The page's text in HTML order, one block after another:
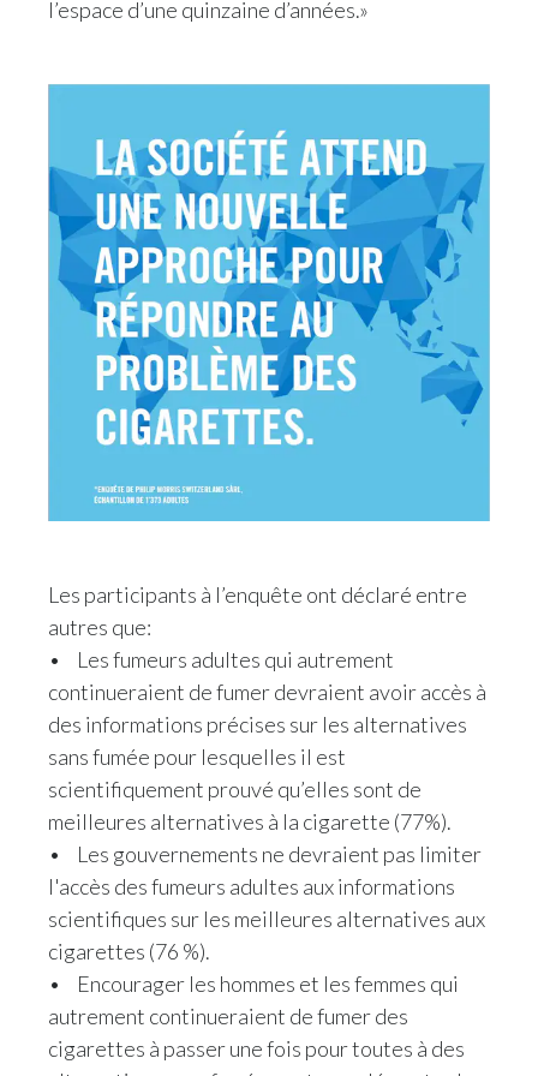
l’espace d’une quinzaine d’années.»
Les participants à l’enquête ont déclaré entre
autres que:
•
Les fumeurs adultes qui autrement
continueraient de fumer devraient avoir accès à
des informations précises sur les alternatives
sans fumée pour lesquelles il est
scientifiquement prouvé qu’elles sont de
meilleures alternatives à la cigarette (77%).
•
Les gouvernements ne devraient pas limiter
l'accès des fumeurs adultes aux informations
scientifiques sur les meilleures alternatives aux
cigarettes (76 %).
•
Encourager les hommes et les femmes qui
autrement continueraient de fumer des
cigarettes à passer une fois pour toutes à des